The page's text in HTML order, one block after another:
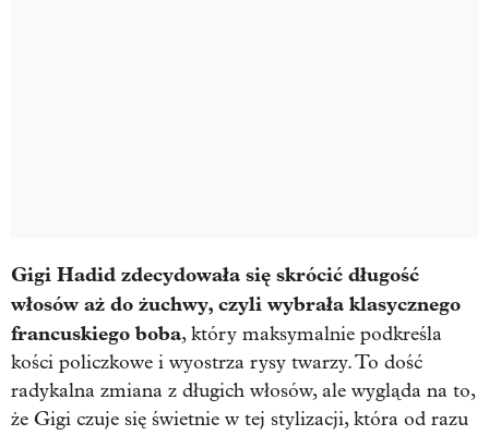
Gigi Hadid zdecydowała się skrócić długość
włosów aż do żuchwy, czyli wybrała klasycznego
francuskiego boba, który maksymalnie podkreśla
kości policzkowe i wyostrza rysy twarzy. To dość
radykalna zmiana z długich włosów, ale wygląda na to,
że Gigi czuje się świetnie w tej stylizacji, która od razu